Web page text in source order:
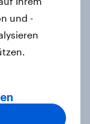
zum
und -